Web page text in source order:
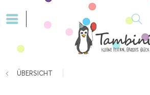
ÜBERSICHT